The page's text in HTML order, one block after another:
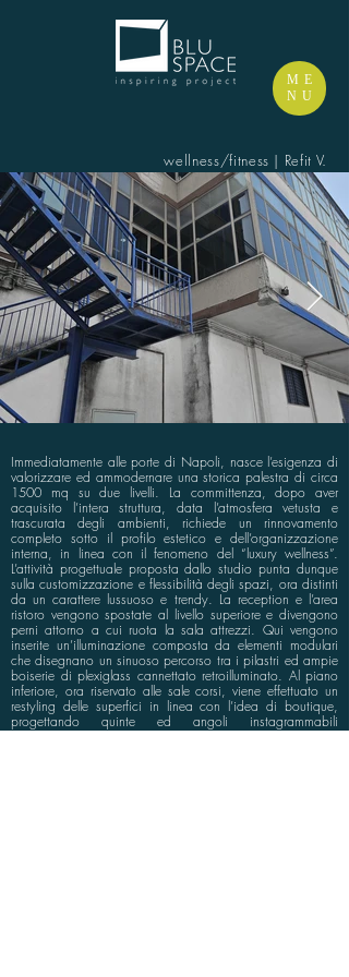
ME
NU
wellness/fitness | Refit V.
Immediatamente alle porte di Napoli, nasce l’esigenza di
valorizzare ed ammodernare una storica palestra di circa
1500 mq su due livelli. La committenza, dopo aver
acquisito l’intera struttura, data l’atmosfera vetusta e
trascurata degli ambienti, richiede un rinnovamento
completo sotto il profilo estetico e dell’organizzazione
interna, in linea con il fenomeno del “luxury wellness”.
L’attività progettuale proposta dallo studio punta dunque
sulla customizzazione e flessibilità degli spazi, ora distinti
da un carattere lussuoso e trendy. La reception e l’area
ristoro vengono spostate al livello superiore e divengono
perni attorno a cui ruota la sala attrezzi. Qui vengono
inserite un’illuminazione composta da elementi modulari
che disegnano un sinuoso percorso tra i pilastri ed ampie
boiserie di plexiglass cannettato retroilluminato. Al piano
inferiore, ora riservato alle sale corsi, viene effettuato un
restyling delle superfici in linea con l’idea di boutique,
progettando quinte ed angoli instagrammabili
caratterizzati da pareti verdi, boiserie e parati